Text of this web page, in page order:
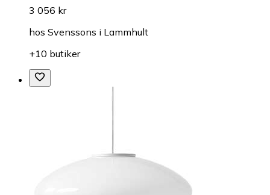
3 056 kr
hos Svenssons i Lammhult
+10 butiker